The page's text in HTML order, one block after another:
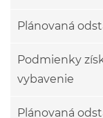
Plánovaná
Podmienky
vybavenie
Plánovaná